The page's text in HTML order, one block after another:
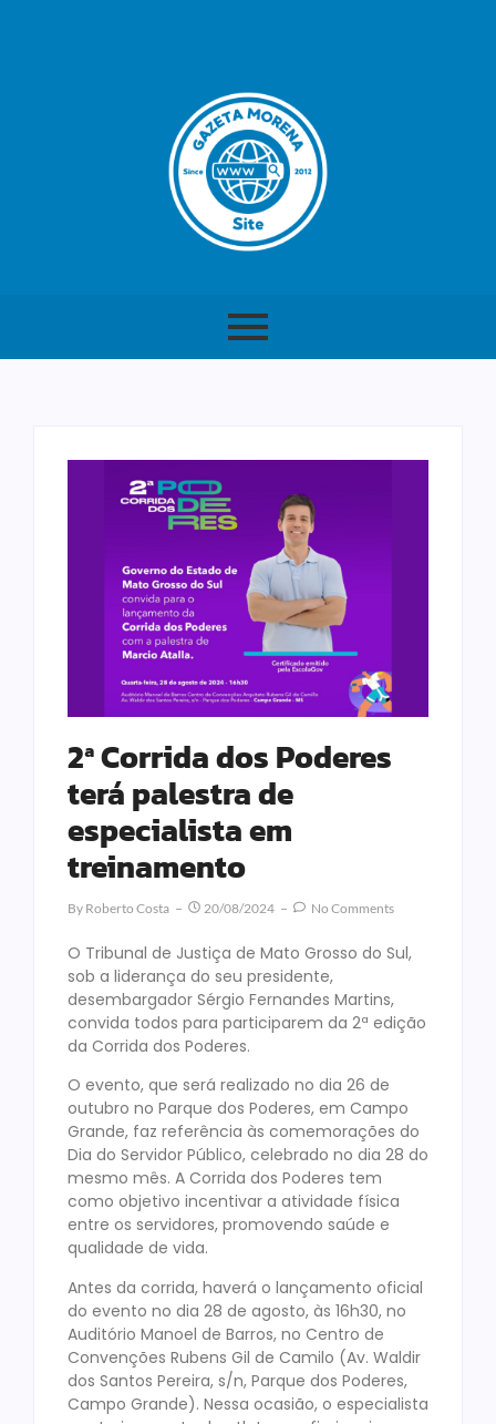
2ª Corrida dos Poderes
terá palestra de
especialista em
treinamento
By Roberto Costa 20/08/2024 No Comments
O Tribunal de Justiça de Mato Grosso do Sul,
sob a liderança do seu presidente,
desembargador Sérgio Fernandes Martins,
convida todos para participarem da 2ª edição
da Corrida dos Poderes.
O evento, que será realizado no dia 26 de
outubro no Parque dos Poderes, em Campo
Grande, faz referência às comemorações do
Dia do Servidor Público, celebrado no dia 28 do
mesmo mês. A Corrida dos Poderes tem
como objetivo incentivar a atividade física
entre os servidores, promovendo saúde e
qualidade de vida.
Antes da corrida, haverá o lançamento oficial
do evento no dia 28 de agosto, às 16h30, no
Auditório Manoel de Barros, no Centro de
Convenções Rubens Gil de Camilo (Av. Waldir
dos Santos Pereira, s/n, Parque dos Poderes,
Campo Grande). Nessa ocasião, o especialista